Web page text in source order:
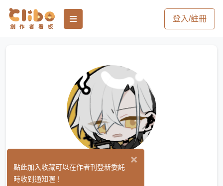
登入/註冊
往生室
×
點此加入收藏可以在作者刊登新委託
時收到通知喔！